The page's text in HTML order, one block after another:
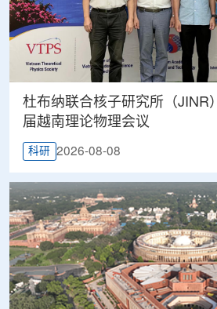
杜布纳联合核子研究所（JINR
届越南理论物理会议
科研 2026-08-08